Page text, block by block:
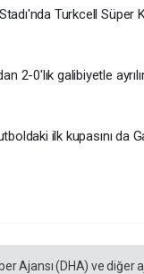
Turkcell Süper
2-0'lık galibiyetle
ilk kupasını da
Ajansı (DHA) ve diğer